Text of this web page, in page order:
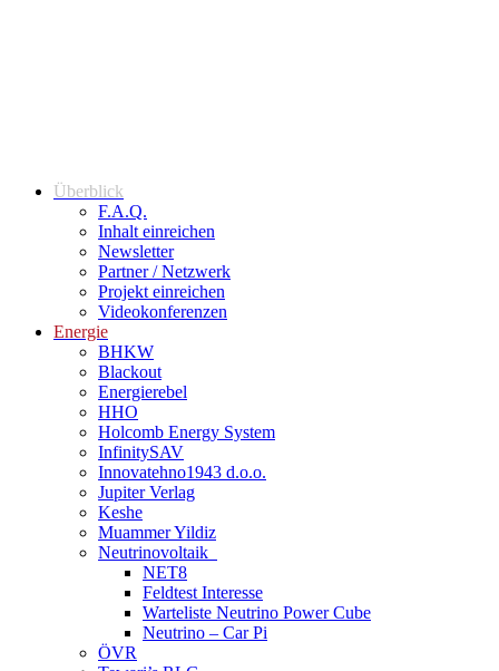
Überblick
F.A.Q.
Inhalt einreichen
Newsletter
Partner / Netzwerk
Projekt einreichen
Videokonferenzen
Energie
BHKW
Blackout
Energierebel
HHO
Holcomb Energy System
InfinitySAV
Innovatehno1943 d.o.o.
Jupiter Verlag
Keshe
Muammer Yildiz
Neutrinovoltaik
NET8
Feldtest Interesse
Warteliste Neutrino Power Cube
Neutrino – Car Pi
ÖVR